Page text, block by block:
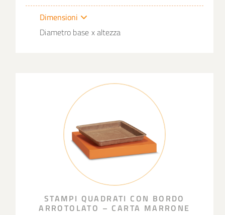
Dimensioni
Diametro base x altezza
STAMPI QUADRATI CON BORDO
ARROTOLATO – CARTA MARRONE